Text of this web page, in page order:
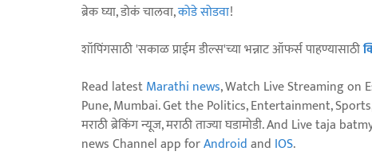
ब्रेक घ्या, डोकं चालवा,कोडे सोडवा!
शॉपिंगसाठी 'सकाळ प्राईम डील्स'च्या भन्नाट ऑफर्स पाहण्यासाठी
Read latestMarathi news, Watch Live Streaming on
Pune, Mumbai. Get the Politics, Entertainment, Sports,
मराठी ब्रेकिंग न्यूज, मराठी ताज्या घडामोडी. And Live taja
news Channel app forAndroidand IOS.